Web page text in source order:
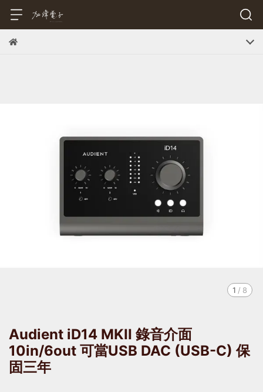
1 / 8
Audient iD14 MKII 錄音介面
10in/6out 可當USB DAC (USB-C) 保
固三年